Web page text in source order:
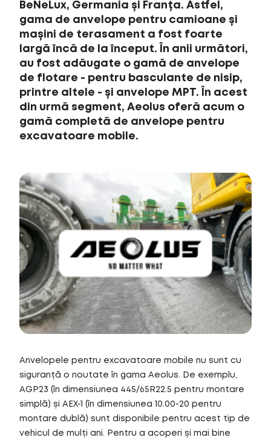
BeNeLux, Germania și Franța. Astfel,
gama de anvelope pentru camioane și
mașini de terasament a fost foarte
largă încă de la început. În anii următori,
au fost adăugate o gamă de anvelope
de flotare - pentru basculante de nisip,
printre altele - și anvelope MPT. În acest
din urmă segment, Aeolus oferă acum o
gamă completă de anvelope pentru
excavatoare mobile.
Anvelopele pentru excavatoare mobile nu sunt cu
siguranță o noutate în gama Aeolus. De exemplu,
AGP23 (în dimensiunea 445/65R22.5 pentru montare
simplă) și AEX-1 (în dimensiunea 10.00-20 pentru
montare dublă) sunt disponibile pentru acest tip de
vehicul de mulți ani. Pentru a acoperi și mai bine